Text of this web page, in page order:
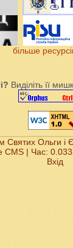
більше
Виділіть її
Святих Ольги і
CMS| Час:
Вхід